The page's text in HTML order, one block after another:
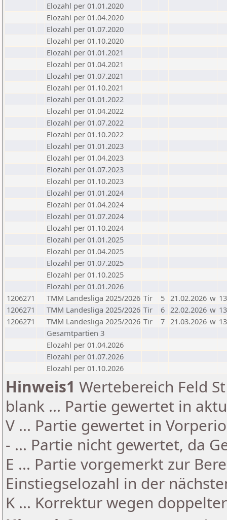
Elozahl per 01.01.2020
Elozahl per 01.04.2020
Elozahl per 01.07.2020
Elozahl per 01.10.2020
Elozahl per 01.01.2021
Elozahl per 01.04.2021
Elozahl per 01.07.2021
Elozahl per 01.10.2021
Elozahl per 01.01.2022
Elozahl per 01.04.2022
Elozahl per 01.07.2022
Elozahl per 01.10.2022
Elozahl per 01.01.2023
Elozahl per 01.04.2023
Elozahl per 01.07.2023
Elozahl per 01.10.2023
Elozahl per 01.01.2024
Elozahl per 01.04.2024
Elozahl per 01.07.2024
Elozahl per 01.10.2024
Elozahl per 01.01.2025
Elozahl per 01.04.2025
Elozahl per 01.07.2025
Elozahl per 01.10.2025
Elozahl per 01.01.2026
1206271
TMM Landesliga 2025/2026 Tir 5 21.02.2026 w
1206271
TMM Landesliga 2025/2026 Tir 6 22.02.2026 w
1206271
TMM Landesliga 2025/2026 Tir 7 21.03.2026 w
Gesamtpartien 3
Elozahl per 01.04.2026
Elozahl per 01.07.2026
Elozahl per 01.10.2026
Hinweis1 Wertebereich Feld
blank ... Partie gewertet in
V ... Partie gewertet in
- ... Partie nicht gewertet, da
E ... Partie vorgemerkt zur
Einstiegselozahl in der
K ... Korrektur wegen